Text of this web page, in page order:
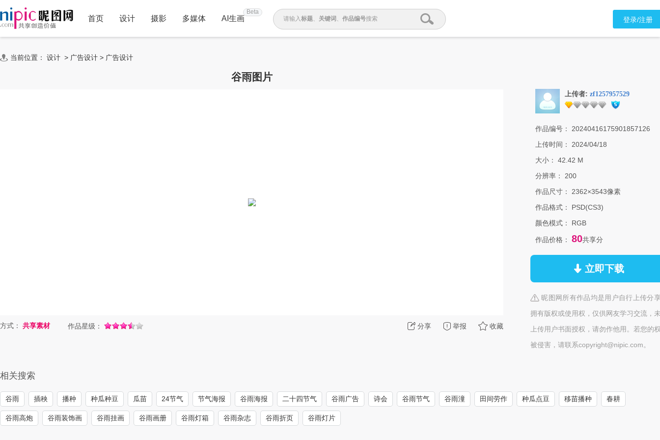
首页 设计 摄影 多媒体 AI生画
Beta
请输入标题、 关键词 、 作品编号搜索 登录/注册
当前位置： 设计 > 广告设计 > 广告设计
谷雨图片
分享 举报 收藏
方式： 共享素材 作品星级：
上传者: zf1257957529
作品编号：
20240416175901857126
上传时间：
2024/04/18
大小：
42.42 M
分辨率：
200
作品尺寸：
2362×3543像素
作品格式：
PSD(CS3)
颜色模式：
RGB
作品价格： 80共享分
立即下载
昵图网所有作品均是用户自行上传分
拥有版权或使用权，仅供网友学习交流，
上传用户书面授权，请勿作他用。若您的
被侵害，请联系copyright@nipic.com。
相关搜索
谷雨 插秧 播种 种瓜种豆 瓜苗 24节气 节气海报 谷雨海报 二十四节气 谷雨广告 诗会 谷雨节气 谷雨潼 田间劳作 种瓜点豆 移苗播种 春耕
谷雨高炮 谷雨装饰画 谷雨挂画 谷雨画册 谷雨灯箱 谷雨杂志 谷雨折页 谷雨灯片